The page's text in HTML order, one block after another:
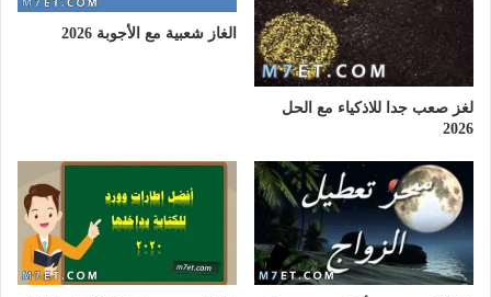
لغز صعب جدا للاذكياء مع الحل
2026
الغاز شعبية مع الأجوبة 2026